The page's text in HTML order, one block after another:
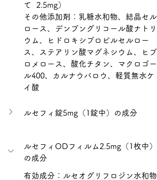
て  2.5mg）
その他添加剤：乳糖水和物、結晶セル
ロース、デンプングリコール酸ナトリ
ウム、ヒドロキシプロピルセルロー
ス、ステアリン酸マグネシウム、ヒプ
ロメロース、酸化チタン、マクロゴー
ル400、カルナウバロウ、軽質無水ケ
イ酸
ルセフィ錠5mg（1錠中）の成分
ルセフィODフィルム2.5mg（1枚中）
の成分
有効成分：
ルセオグリフロジン水和物